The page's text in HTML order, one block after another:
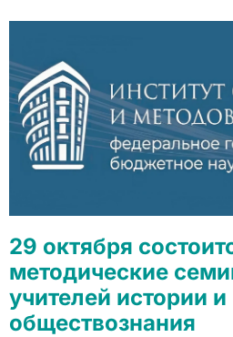
29 октября
методические
учителей истории и
обществознания